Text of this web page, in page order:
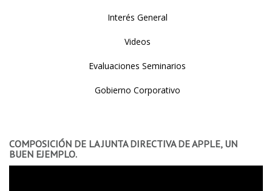
Interés General
Videos
Evaluaciones Seminarios
Gobierno Corporativo
COMPOSICIÓN DE LA JUNTA DIRECTIVA DE APPLE, UN
BUEN EJEMPLO.